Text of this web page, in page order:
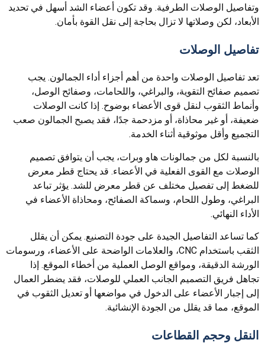
وتفاصيل الوصلات الطرفية. وقد تكون أعضاء الشد أسهل في تحديد
الأبعاد، لكن وصلاتها لا تزال بحاجة إلى نقل القوة بأمان.
تفاصيل الوصلات
تعد تفاصيل الوصلات واحدة من أهم أجزاء أداء الجمالون. يجب
تصميم صفائح التقوية، والبراغي، واللحامات، وصفائح الوصل،
وأنماط الثقوب لنقل قوى الأعضاء بوضوح. إذا كانت الوصلات
ضعيفة، أو غير محاذاة، أو مزدحمة جدًا، فقد يصبح الجمالون صعب
التجميع وأقل موثوقية أثناء الخدمة.
بالنسبة لكل من جمالونات هاو وبرات، يجب أن يتوافق تصميم
الوصلات مع القوى الفعلية في الأعضاء. قد يحتاج قطر معرض
للضغط إلى تفصيل مختلف عن قطر معرض للشد. يؤثر تباعد
البراغي، وطول اللحام، وسماكة الصفائح، ومحاذاة الأعضاء في
الأداء النهائي.
كما تساعد التفاصيل الجيدة على جودة التصنيع. يمكن أن يقلل
الثقب باستخدام CNC، والعلامات الواضحة على الأعضاء، ورسومات
الورشة الدقيقة، ومواقع الوصل العملية من أخطاء الموقع. إذا
تجاهل فريق التصميم الجانب العملي للوصلات، فقد يضطر العمال
إلى إجبار الأعضاء على الدخول في مواضعها أو تعديل الثقوب في
الموقع، مما قد يقلل من الجودة الإنشائية.
النقل وحجم القطاعات